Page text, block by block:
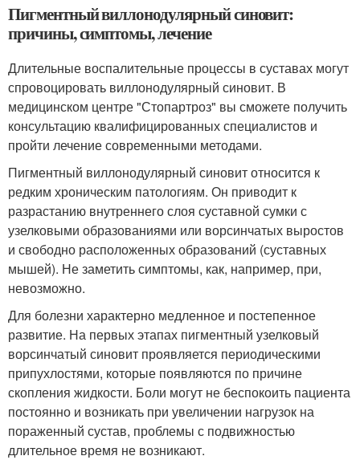
Пигментный виллонодулярный синовит:
причины, симптомы, лечение
Длительные воспалительные процессы в суставах могут
спровоцировать виллонодулярный синовит. В
медицинском центре "Стопартроз" вы сможете получить
консультацию квалифицированных специалистов и
пройти лечение современными методами.
Пигментный виллонодулярный синовит относится к
редким хроническим патологиям. Он приводит к
разрастанию внутреннего слоя суставной сумки с
узелковыми образованиями или ворсинчатых выростов
и свободно расположенных образований (суставных
мышей). Не заметить симптомы, как, например, при,
невозможно.
Для болезни характерно медленное и постепенное
развитие. На первых этапах пигментный узелковый
ворсинчатый синовит проявляется периодическими
припухлостями, которые появляются по причине
скопления жидкости. Боли могут не беспокоить пациента
постоянно и возникать при увеличении нагрузок на
пораженный сустав, проблемы с подвижностью
длительное время не возникают.